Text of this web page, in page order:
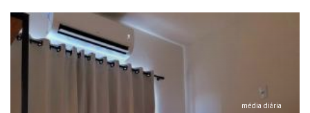
média diária